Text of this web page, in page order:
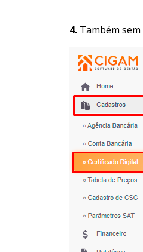
4. Também sem